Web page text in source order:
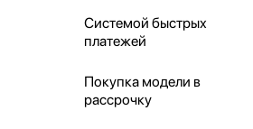
Системой быстрых
платежей
Покупка модели в
рассрочку